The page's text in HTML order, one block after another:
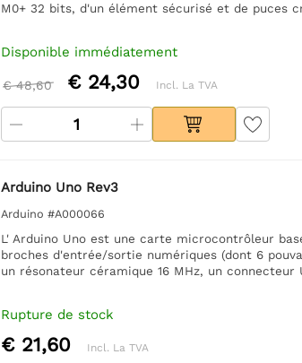
M0+ 32 bits, d'un élément sécurisé et de puces
Disponible immédiatement
€ 48,60 € 24,30 Incl. La TVA
Arduino Uno Rev3
Arduino #A000066
L' Arduino Uno est une carte microcontrôleur
broches d'entrée/sortie numériques (dont 6
un résonateur céramique 16 MHz, un
Rupture de stock
€ 21,60 Incl. La TVA